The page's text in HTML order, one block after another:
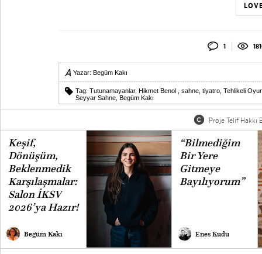
1
Yazar: Begüm Kakı
Tag: Tutunamayanlar, Hikmet Benol sahne tiyatro Tehlikeli
Seyyar Sahne Begüm Kakı
Proje Telif Hakkı
Keşif,
Dönüşüm,
Beklenmedik
Karşılaşmalar:
Salon İKSV
2026’ya Hazır!
Begüm Kakı
“Bilmediğim
Bir Yere
Gitmeye
Bayılıyorum”
Enes Kudu